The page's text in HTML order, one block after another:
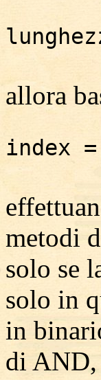
allora
index =
metodi
solo se
solo in
in
di